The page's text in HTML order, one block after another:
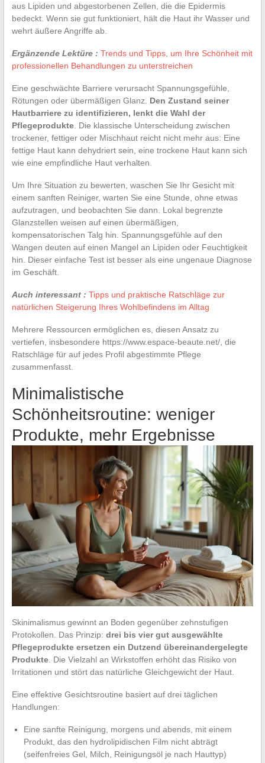
aus Lipiden und abgestorbenen Zellen, die die Epidermis
bedeckt. Wenn sie gut funktioniert, hält die Haut ihr Wasser und
wehrt äußere Angriffe ab.
Ergänzende Lektüre : Trends und Tipps, um Ihre Schönheit mit
professionellen Behandlungen zu unterstreichen
Eine geschwächte Barriere verursacht Spannungsgefühle,
Rötungen oder übermäßigen Glanz. Den Zustand seiner
Hautbarriere zu identifizieren, lenkt die Wahl der
Pflegeprodukte. Die klassische Unterscheidung zwischen
trockener, fettiger oder Mischhaut reicht nicht mehr aus: Eine
fettige Haut kann dehydriert sein, eine trockene Haut kann sich
wie eine empfindliche Haut verhalten.
Um Ihre Situation zu bewerten, waschen Sie Ihr Gesicht mit
einem sanften Reiniger, warten Sie eine Stunde, ohne etwas
aufzutragen, und beobachten Sie dann. Lokal begrenzte
Glanzstellen weisen auf einen übermäßigen,
kompensatorischen Talg hin. Spannungsgefühle auf den
Wangen deuten auf einen Mangel an Lipiden oder Feuchtigkeit
hin. Dieser einfache Test ist besser als eine ungenaue Diagnose
im Geschäft.
Auch interessant : Tipps und praktische Ratschläge zur
natürlichen Steigerung Ihres Wohlbefindens im Alltag
Mehrere Ressourcen ermöglichen es, diesen Ansatz zu
vertiefen, insbesondere https://www.espace-beaute.net/, die
Ratschläge für auf jedes Profil abgestimmte Pflege
zusammenfasst.
Minimalistische
Schönheitsroutine: weniger
Produkte, mehr Ergebnisse
Skinimalismus gewinnt an Boden gegenüber zehnstufigen
Protokollen. Das Prinzip: drei bis vier gut ausgewählte
Pflegeprodukte ersetzen ein Dutzend übereinandergelegte
Produkte. Die Vielzahl an Wirkstoffen erhöht das Risiko von
Irritationen und stört das natürliche Gleichgewicht der Haut.
Eine effektive Gesichtsroutine basiert auf drei täglichen
Handlungen:
Eine sanfte Reinigung, morgens und abends, mit einem
Produkt, das den hydrolipidischen Film nicht abträgt
(seifenfreies Gel, Milch, Reinigungsöl je nach Hauttyp)